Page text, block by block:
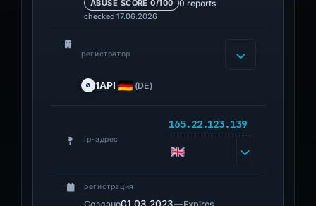
ABUSE SCORE 0/100 0 reports
checked 17.06.2026
регистратор
1API (DE)
ip-адрес
165.22.123.139
регистрация
Создано Expires